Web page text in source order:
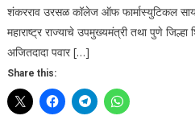
शंकरराव उरसळ कॉलेज ऑफ फार्मास्युटिकल
महाराष्ट्र राज्याचे उपमुख्यमंत्री तथा पुणे जिल्हा
अजितदादा पवार […]
Share this: